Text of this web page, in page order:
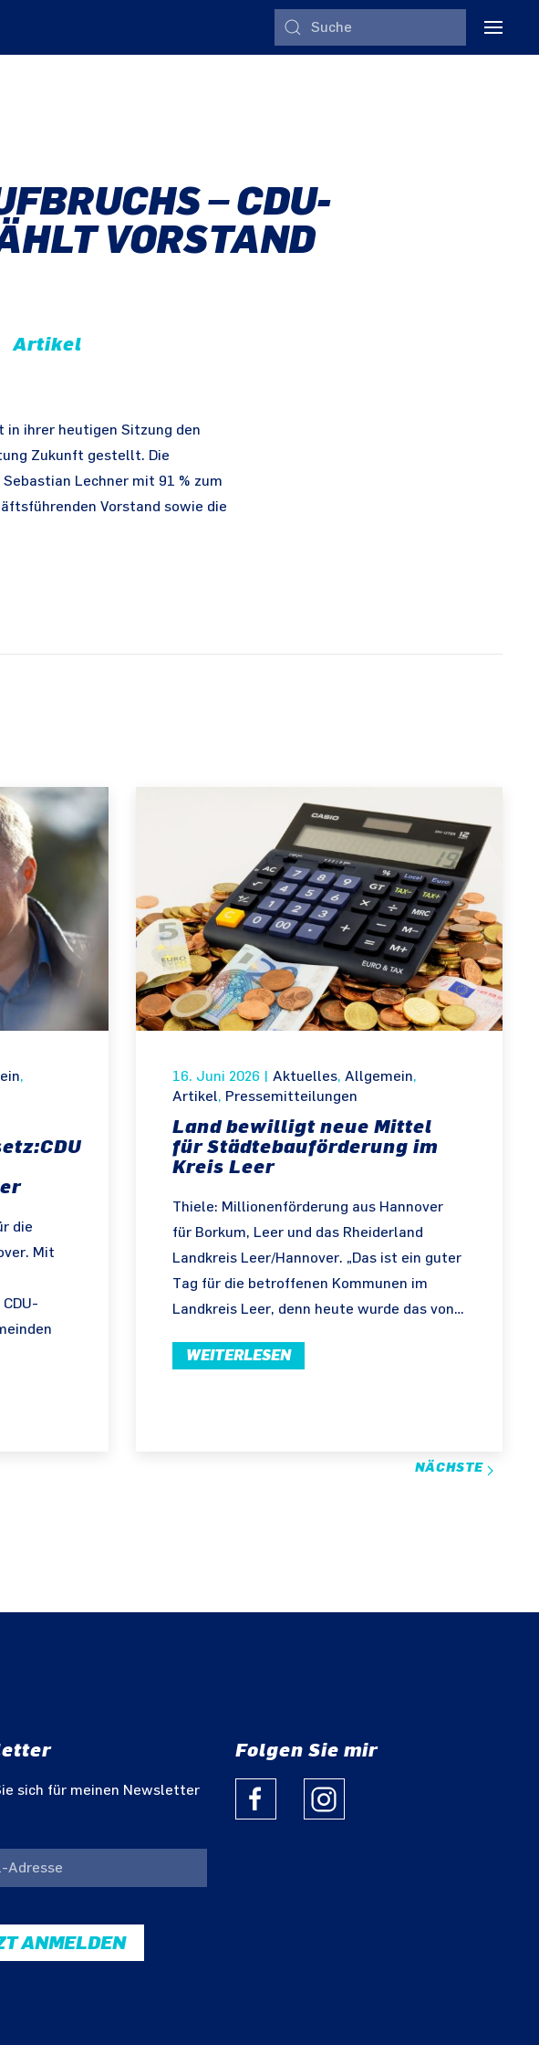
– CDU-
VORSTAND
Artikel
in ihrer heutigen Sitzung den
Zukunft gestellt. Die
Lechner mit 91 % zum
Vorstand sowie die
,
die
Mit
16. Juni 2026 |Aktuelles,Allgemein,
Artikel, Pressemitteilungen
Land bewilligt neue Mittel
für Städtebauförderung im
Kreis Leer
Thiele: Millionenförderung aus Hannover
für Borkum, Leer und das Rheiderland
Landkreis Leer/Hannover. „Das ist ein guter
Tag für die betroffenen Kommunen im
Landkreis Leer, denn heute wurde das von…
WEITERLESEN
NÄCHSTE
sich für meinen Newsletter
ANMELDEN
Folgen Sie mir